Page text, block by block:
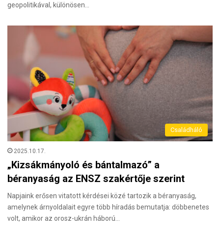
geopolitikával, különösen…
Családháló
2025.10.17.
„Kizsákmányoló és bántalmazó” a
béranyaság az ENSZ szakértője szerint
Napjaink erősen vitatott kérdései közé tartozik a béranyaság,
amelynek árnyoldalait egyre több híradás bemutatja: döbbenetes
volt, amikor az orosz-ukrán háború…